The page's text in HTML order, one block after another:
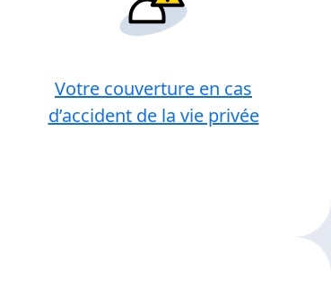
Votre couverture en cas
d’accident de la vie privée